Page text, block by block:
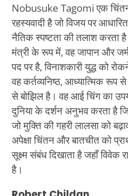
Nobusuke Tagomi एक
रहस्यवादी है जो विजय पर
नैतिक स्पष्टता की तलाश करता है।
मंत्री के रूप में, वह जापान और
पद पर है, विनाशकारी युद्ध को
वह कर्तव्यनिष्ठ, आध्यात्मिक रूप
से बोझिल है। वह आई चिंग का
दुनिया के दर्शन अनुभव करता है
जो मुक्ति की गहरी लालसा को
अपेक्षा चिंतन और बातचीत को
सूक्ष्म संबंध दिखाता है जहाँ
है।